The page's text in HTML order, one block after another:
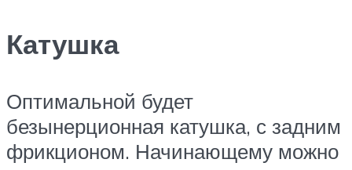
Катушка
Оптимальной будет
безынерционная катушка, с задним
фрикционом. Начинающему можно